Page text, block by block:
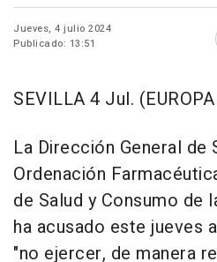
Jueves, 4 julio 2024
Publicado: 13:51
SEVILLA 4 Jul.
La Dirección General de
Ordenación
de Salud y Consumo de
ha acusado este jueves
"no ejercer, de manera